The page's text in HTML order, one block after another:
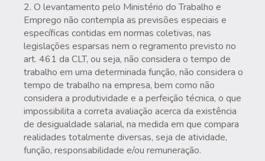
O levantamento pelo Ministério do Trabalho e
Emprego não contempla as previsões especiais e
específicas contidas em normas coletivas, nas
legislações esparsas nem o regramento previsto no
art. 461 da CLT, ou seja, não considera o tempo de
trabalho em uma determinada função, não considera o
tempo de trabalho na empresa, bem como não
considera a produtividade e a perfeição técnica, o que
impossibilita a correta avaliação acerca da existência
de desigualdade salarial, na medida em que compara
realidades totalmente diversas, seja de atividade,
função, responsabilidade e/ou remuneração.